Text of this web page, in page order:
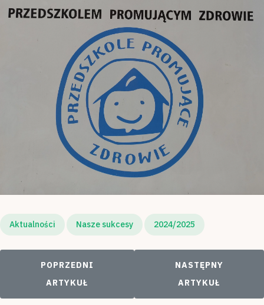
Aktualności Nasze sukcesy 2024/2025
POPRZEDNI ARTYKUŁ: PIOSENKĄ UCZCIJMY
POPRZEDNI
ARTYKUŁ
NASTĘPNY
NASTĘPNY
ARTYKUŁ